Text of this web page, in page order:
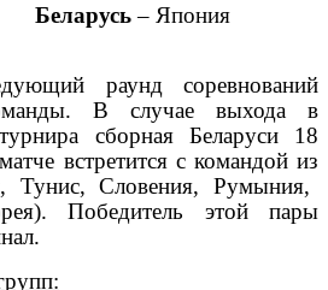
Беларусь– Япония
раунд соревнований
В случае выхода в
сборная Беларуси 18
встретится с командой из
Тунис, Словения, Румыния,
Победитель этой пары